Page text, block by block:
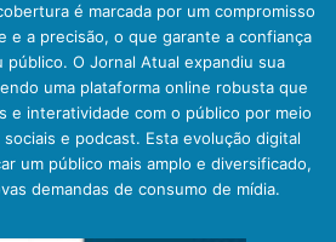
é marcada por um compromisso
e a precisão, o que garante a confiança
público. O Jornal Atual expandiu sua
uma plataforma online robusta que
e interatividade com o público por meio
e podcast. Esta evolução digital
um público mais amplo e diversificado,
demandas de consumo de mídia.